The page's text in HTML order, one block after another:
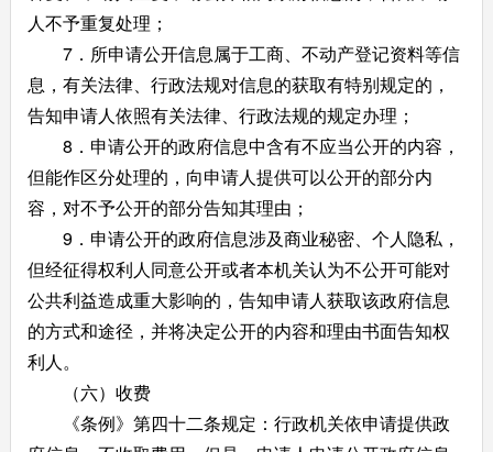
人不予重复处理；
7．所申请公开信息属于工商、不动产登记资料等信
息，有关法律、行政法规对信息的获取有特别规定的，
告知申请人依照有关法律、行政法规的规定办理；
8．申请公开的政府信息中含有不应当公开的内容，
但能作区分处理的，向申请人提供可以公开的部分内
容，对不予公开的部分告知其理由；
9．申请公开的政府信息涉及商业秘密、个人隐私，
但经征得权利人同意公开或者本机关认为不公开可能对
公共利益造成重大影响的，告知申请人获取该政府信息
的方式和途径，并将决定公开的内容和理由书面告知权
利人。
（六）收费
《条例》第四十二条规定：行政机关依申请提供政